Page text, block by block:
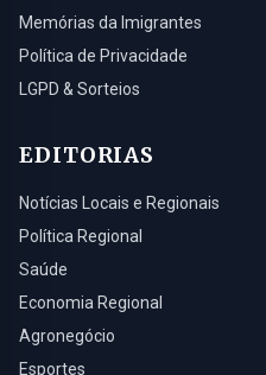
Memórias da Imigrantes
Política de Privacidade
LGPD & Sorteios
EDITORIAS
Notícias Locais e Regionais
Política Regional
Saúde
Economia Regional
Agronegócio
Esportes